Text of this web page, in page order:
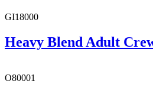
GI18000
Heavy Blend Adult
O80001